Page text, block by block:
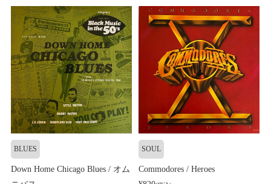
BLUES
Down Home Chicago Blues / オム
SOUL
Commodores / Heroes